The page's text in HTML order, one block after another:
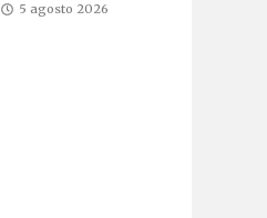
5 agosto 2026